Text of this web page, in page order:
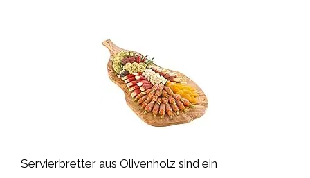
Servierbretter aus Olivenholz sind ein